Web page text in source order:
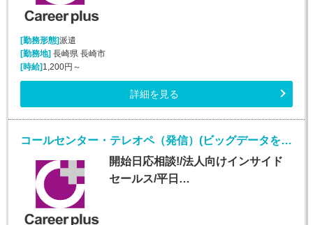
[勤務形態]派遣
[勤務地]長崎県 長崎市
[時給]1,200円～
詳細を見る
コールセンター・テレオペ（発信）(ビッグデータを扱うIT企業での法人向けインサイドセールス)
開始日応相談!/法人向けインサイド
セールス/平日…